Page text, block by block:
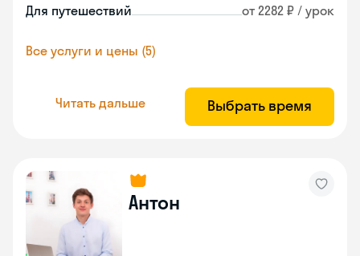
Для путешествий от 2282 ₽ / урок
Все услуги и цены (5)
Читать дальше Выбрать время
Антон